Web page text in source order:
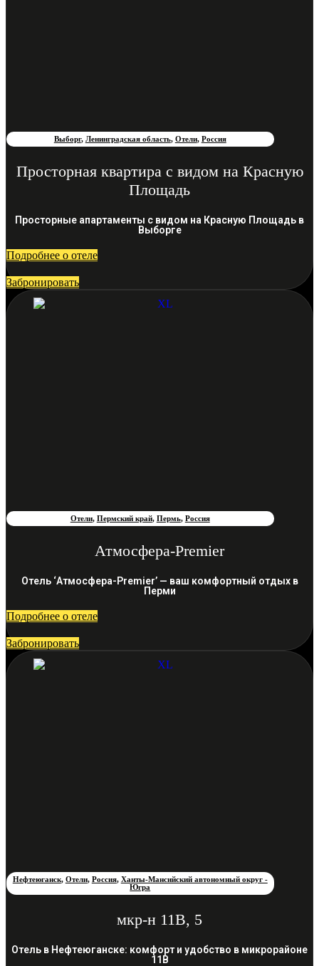
Выборг, Ленинградская область, Отели, Россия
Просторная квартира с видом на Красную
Площадь
Просторные апартаменты с видом на Красную Площадь в
Выборге
Подробнее о отеле
Забронировать
Отели, Пермский край, Пермь, Россия
Атмосфера-Premier
Отель ‘Атмосфера-Premier’ — ваш комфортный отдых в
Перми
Подробнее о отеле
Забронировать
Нефтеюганск, Отели, Россия, Ханты-Мансийский автономный округ -
Югра
мкр-н 11В, 5
Отель в Нефтеюганске: комфорт и удобство в микрорайоне
11В